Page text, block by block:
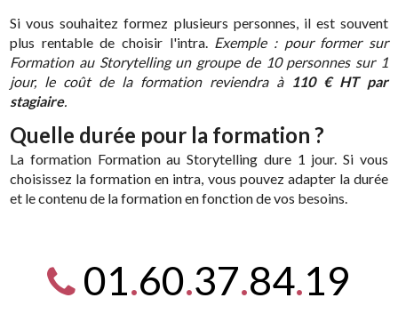
Si vous souhaitez formez plusieurs personnes, il est souvent
plus rentable de choisir l'intra. Exemple : pour former sur
Formation au Storytelling un groupe de 10 personnes sur 1
jour, le coût de la formation reviendra à 110 € HT par
stagiaire.
Quelle durée pour la formation ?
La formation Formation au Storytelling dure 1 jour. Si vous
choisissez la formation en intra, vous pouvez adapter la durée
et le contenu de la formation en fonction de vos besoins.
01.60.37.84.19